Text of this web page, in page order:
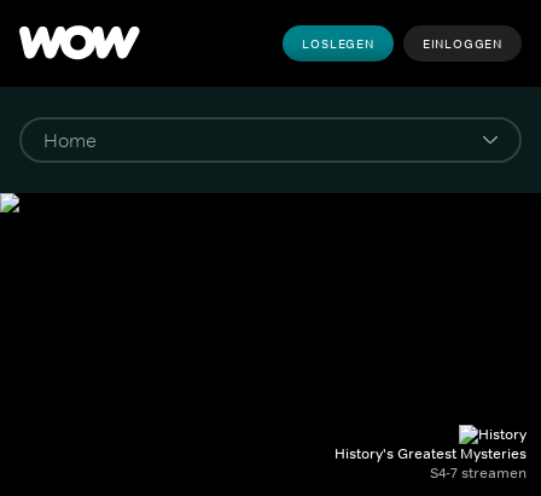
LOSLEGEN EINLOGGEN
History's Greatest Mysteries
S4-7 streamen